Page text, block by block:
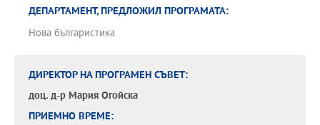
ДЕПАРТАМЕНТ, ПРЕДЛОЖИЛ ПРОГРАМАТА:
Нова българистика
ДИРЕКТОР НА ПРОГРАМЕН СЪВЕТ:
доц. д-р Мария Огойска
ПРИЕМНО ВРЕМЕ: